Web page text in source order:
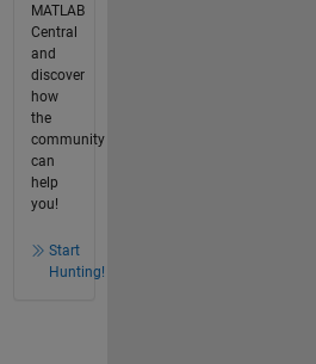
MATLAB
Central
and
discover
how
the
community
can
help
you!
Start
Hunting!